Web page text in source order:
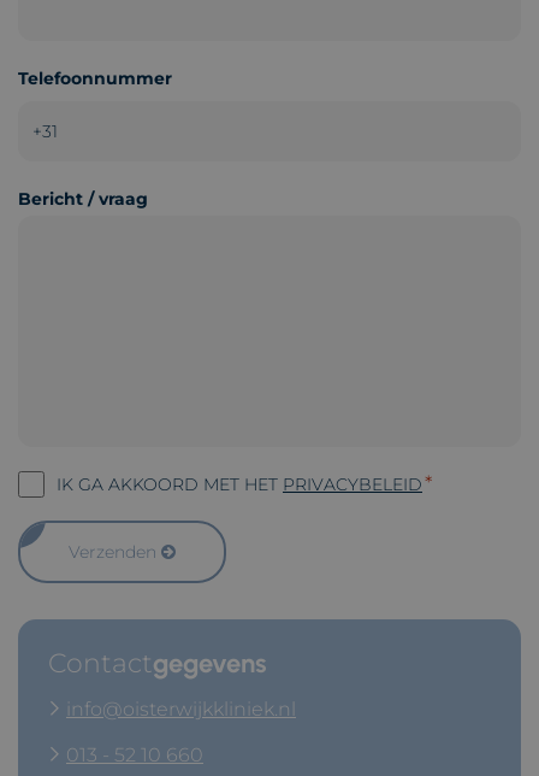
Telefoonnummer
Bericht / vraag
Toestemming
privacybeleid
*
IK GA AKKOORD MET HET PRIVACYBELEID*
Verzenden
Contactgegevens
info@oisterwijkkliniek.nl
013 - 52 10 660